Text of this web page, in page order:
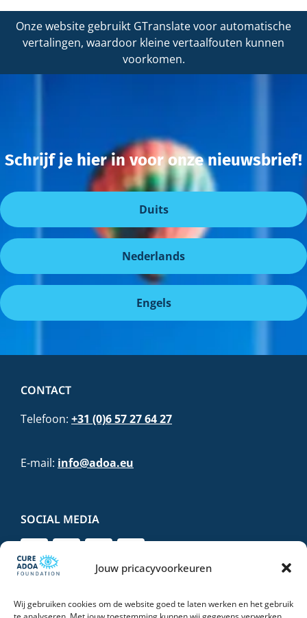
Jouw pricacyvoorkeuren
Wij gebruiken cookies om de website goed te laten werken en het gebruik
Onze website gebruikt GTranslate voor automatische
vertalingen, waardoor kleine vertaalfouten kunnen
voorkomen.
Schrijf je hier in voor onze nieuwsbrief!
Duits
Nederlands
Engels
CONTACT
Telefoon: +31 (0)6 57 27 64 27
E-mail: info@adoa.eu
SOCIAL MEDIA
DONEER VEILIG EN VERTROUWD